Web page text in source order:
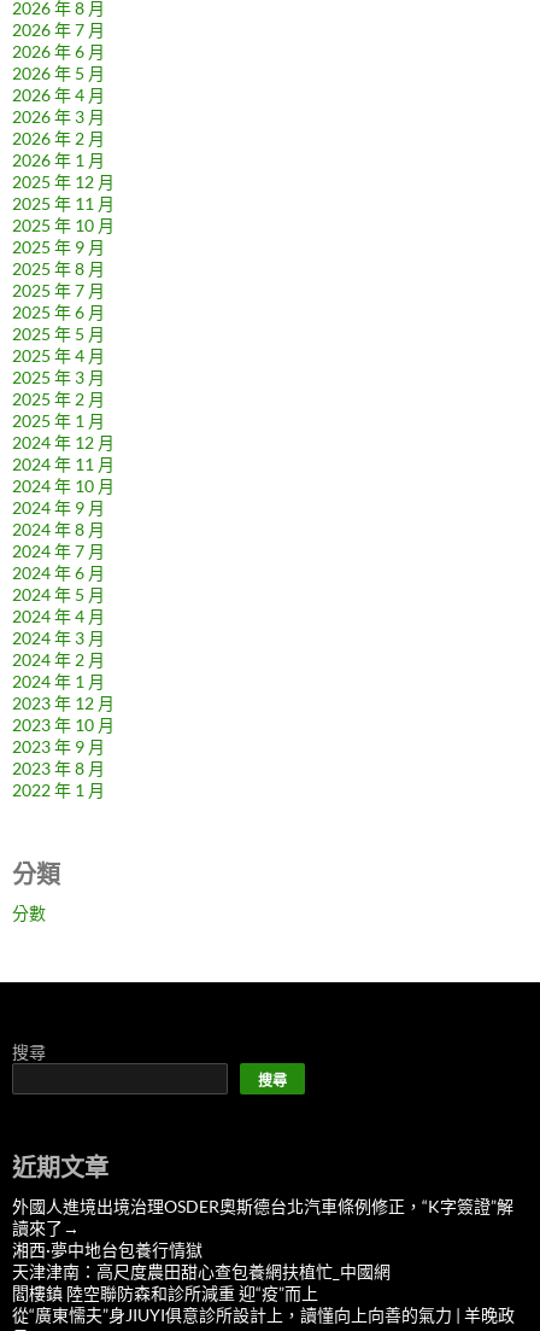
2026 年 8 月
2026 年 7 月
2026 年 6 月
2026 年 5 月
2026 年 4 月
2026 年 3 月
2026 年 2 月
2026 年 1 月
2025 年 12 月
2025 年 11 月
2025 年 10 月
2025 年 9 月
2025 年 8 月
2025 年 7 月
2025 年 6 月
2025 年 5 月
2025 年 4 月
2025 年 3 月
2025 年 2 月
2025 年 1 月
2024 年 12 月
2024 年 11 月
2024 年 10 月
2024 年 9 月
2024 年 8 月
2024 年 7 月
2024 年 6 月
2024 年 5 月
2024 年 4 月
2024 年 3 月
2024 年 2 月
2024 年 1 月
2023 年 12 月
2023 年 10 月
2023 年 9 月
2023 年 8 月
2022 年 1 月
分類
分數
搜尋
搜尋
近期文章
外國人進境出境治理OSDER奧斯德台北汽車條例修正，“K字簽證”解
讀來了→
湘西·夢中地台包養行情獄
天津津南：高尺度農田甜心查包養網扶植忙_中國網
閻樓鎮 陸空聯防森和診所減重 迎“疫”而上
從“廣東懦夫”身JIUYI俱意診所設計上，讀懂向上向善的氣力 | 羊晚政